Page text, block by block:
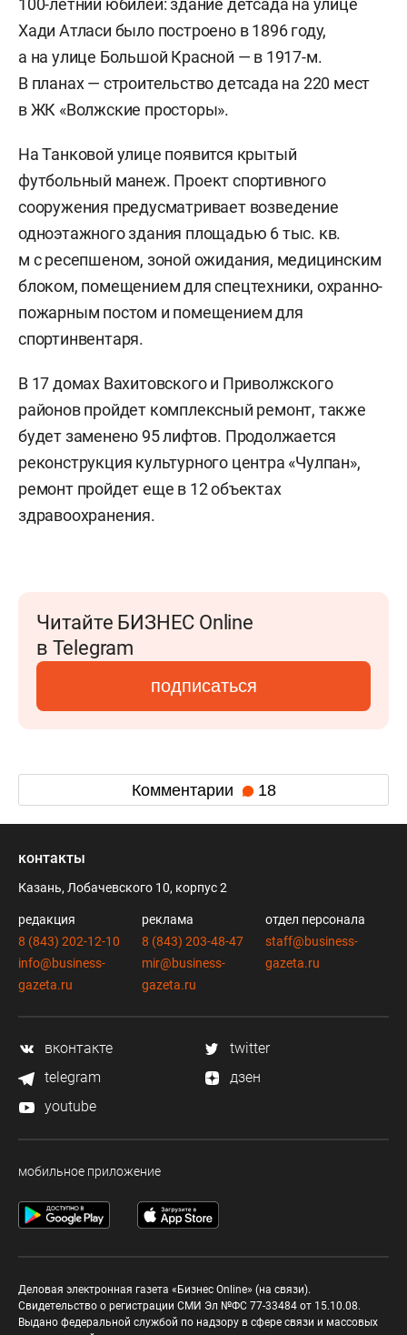
100-летний юбилей: здание детсада на улице
Хади Атласи было построено в 1896 году,
а на улице Большой Красной — в 1917-м.
В планах — строительство детсада на 220 мест
в ЖК «Волжские просторы».
На Танковой улице появится крытый
футбольный манеж. Проект спортивного
сооружения предусматривает возведение
одноэтажного здания площадью 6 тыс. кв.
м с ресепшеном, зоной ожидания, медицинским
блоком, помещением для спецтехники, охранно-
пожарным постом и помещением для
спортинвентаря.
В 17 домах Вахитовского и Приволжского
районов пройдет комплексный ремонт, также
будет заменено 95 лифтов. Продолжается
реконструкция культурного центра «Чулпан»,
ремонт пройдет еще в 12 объектах
здравоохранения.
Читайте БИЗНЕС Online
в Telegram
подписаться
Комментарии 18
контакты
Казань, Лобачевского 10, корпус 2
редакция
8 (843) 202-12-10
info@business-
gazeta.ru
реклама
8 (843) 203-48-47
mir@business-
gazeta.ru
отдел персонала
staff@business-
gazeta.ru
вконтакте
twitter
telegram
дзен
youtube
мобильное приложение
Деловая электронная газета «Бизнес Online» (на связи).
Свидетельство о регистрации СМИ Эл №ФС 77-33484 от 15.10.08.
Выдано федеральной службой по надзору в сфере связи и массовых